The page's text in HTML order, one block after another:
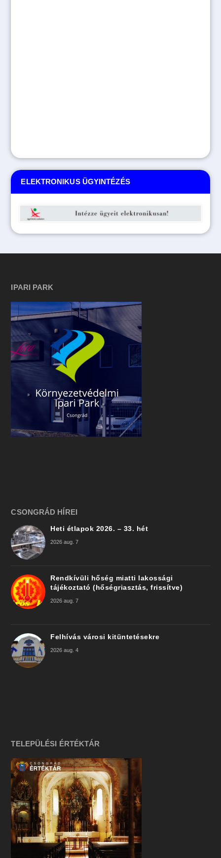
ELEKTRONIKUS ÜGYINTÉZÉS
IPARI PARK
CSONGRÁD HÍREI
Heti étlapok 2026. – 33. hét
2026 aug. 7
Rendkívüli hőség miatti lakossági
tájékoztató (hőségriasztás, frissítve)
2026 aug. 7
Felhívás városi kitüntetésekre
2026 aug. 4
TELEPÜLÉSI ÉRTÉKTÁR